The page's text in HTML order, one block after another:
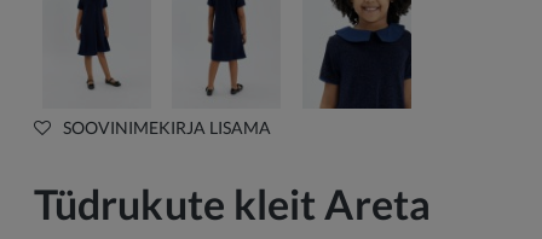
SOOVINIMEKIRJA LISAMA
Tüdrukute kleit Areta